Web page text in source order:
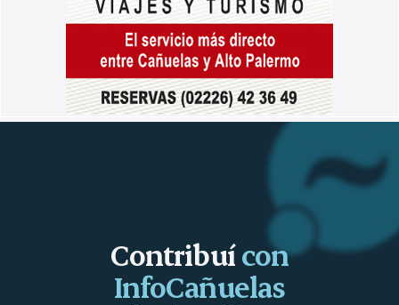
Contribuícon
InfoCañuelas